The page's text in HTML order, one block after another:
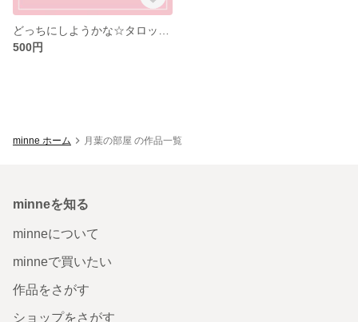
500円
minne ホーム 月葉の部屋 の作品一覧
minneを知る
minneについて
minneで買いたい
作品をさがす
ショップをさがす